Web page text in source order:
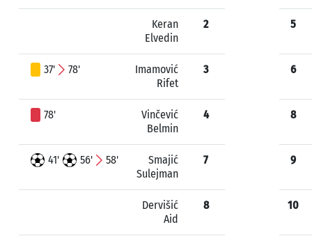
Keran
Elvedin
2
37' 78'
Imamović
Rifet
3
78'
Vinčević
Belmin
4
41' 56' 58'
Smajić
Sulejman
7
Dervišić
Aid
8
5
6
8
9
10